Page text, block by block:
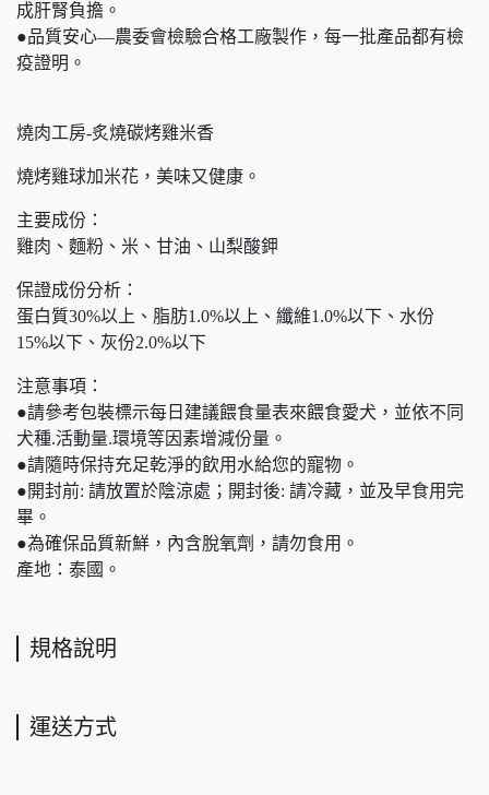
成肝腎負擔。
●品質安心—農委會檢驗合格工廠製作，每一批產品都有檢
疫證明。
燒肉工房-炙燒碳烤雞米香
燒烤雞球加米花，美味又健康。
主要成份：
雞肉、麵粉、米、甘油、山梨酸鉀
保證成份分析：
蛋白質30%以上、脂肪1.0%以上、纖維1.0%以下、水份
15%以下、灰份2.0%以下
注意事項：
●請參考包裝標示每日建議餵食量表來餵食愛犬，並依不同
犬種.活動量.環境等因素增減份量。
●請隨時保持充足乾淨的飲用水給您的寵物。
●開封前: 請放置於陰涼處；開封後: 請冷藏，並及早食用完
畢。
●為確保品質新鮮，內含脫氧劑，請勿食用。
產地：泰國。
規格說明
運送方式